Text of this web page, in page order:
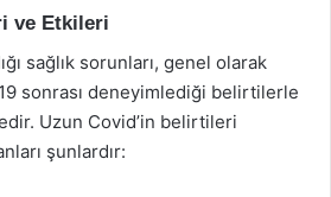
ve Etkileri
sağlık sorunları, genel olarak
sonrası deneyimlediği belirtilerle
Uzun Covid’in belirtileri
şunlardır: